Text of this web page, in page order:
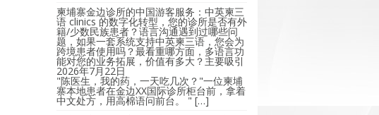
柬埔寨金边诊所的中国游客服务：中英柬三
语 clinics 的数字化转型，您的诊所是否有外
籍/少数民族患者？语言沟通遇到过哪些问
题，如果一套系统支持中英柬三语，您会为
跨境患者使用吗？最看重哪方面，多语言功
能对您的业务拓展，价值有多大？主要吸引
2026年7月22日
"陈医生，我的药，一天吃几次？"一位柬埔
寨本地患者在金边XX国际诊所柜台前，拿着
中文处方，用高棉语问前台。 " […]